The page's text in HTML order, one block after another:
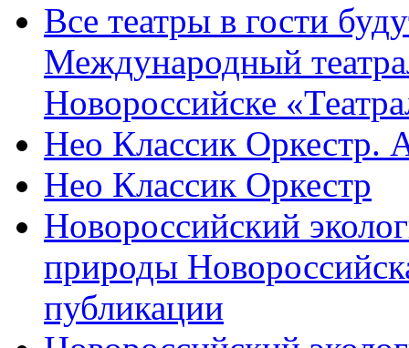
Все театры в гости
Международный
Новороссийске
Нео Классик Оркестр.
Нео Классик Оркестр
Новороссийский
природы
публикации